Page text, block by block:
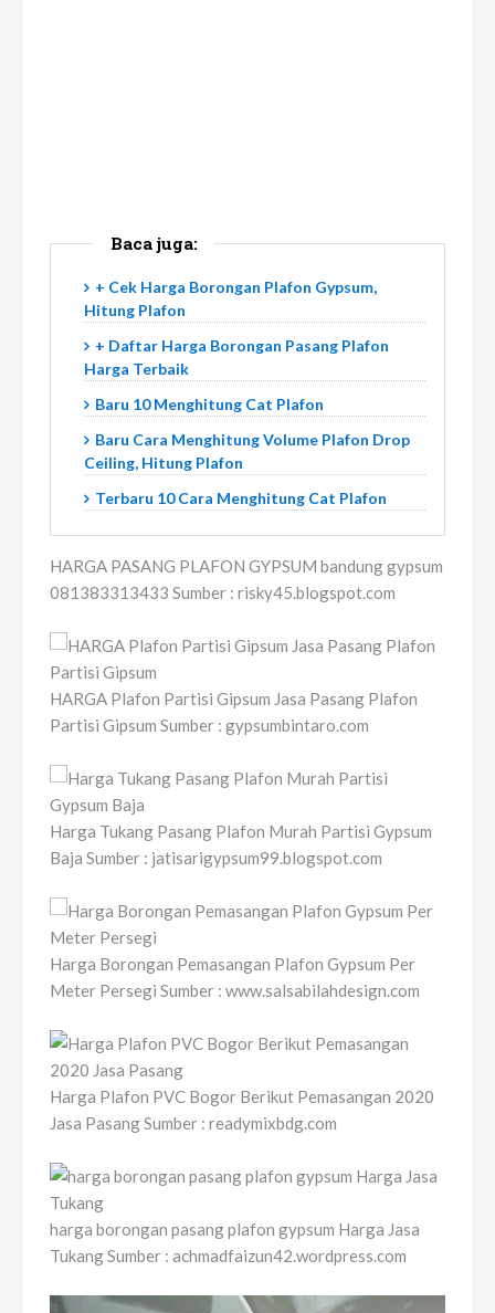
Baca juga:
+ Cek Harga Borongan Plafon Gypsum,
Hitung Plafon
+ Daftar Harga Borongan Pasang Plafon
Harga Terbaik
Baru 10 Menghitung Cat Plafon
Baru Cara Menghitung Volume Plafon Drop
Ceiling, Hitung Plafon
Terbaru 10 Cara Menghitung Cat Plafon
HARGA PASANG PLAFON GYPSUM bandung gypsum
081383313433 Sumber : risky45.blogspot.com
HARGA Plafon Partisi Gipsum Jasa Pasang Plafon
Partisi Gipsum Sumber : gypsumbintaro.com
Harga Tukang Pasang Plafon Murah Partisi Gypsum
Baja Sumber : jatisarigypsum99.blogspot.com
Harga Borongan Pemasangan Plafon Gypsum Per
Meter Persegi Sumber : www.salsabilahdesign.com
Harga Plafon PVC Bogor Berikut Pemasangan 2020
Jasa Pasang Sumber : readymixbdg.com
harga borongan pasang plafon gypsum Harga Jasa
Tukang Sumber : achmadfaizun42.wordpress.com